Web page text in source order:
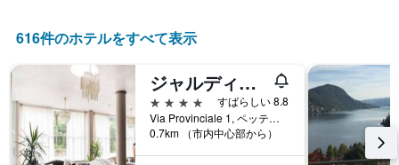
616件のホテルをすべて表示
ジャルディネット
4つ星
すばらしい 8.8
Via Provinciale 1, ペッテナスコ, ノヴァーラ県, イタリア
0.7km （市内中心部から）